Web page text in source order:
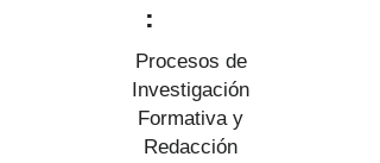
:
Procesos de
Investigación
Formativa y
Redacción